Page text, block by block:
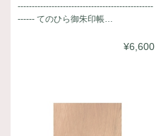
------------------------------------------------
------ てのひら御朱印帳…
¥6,600